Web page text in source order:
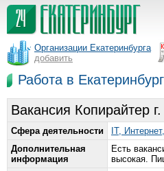
Организации Екатеринбурга
добавить
Работа в
Вакансия Копирайтер
Сфера деятельности
IT,
Дополнительная
информация
Есть
высокая.